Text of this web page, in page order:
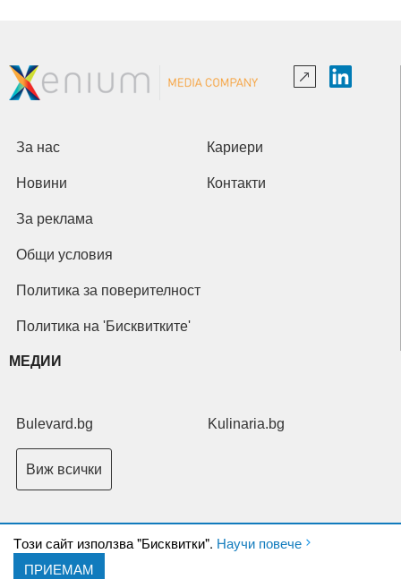
Tози сайт използва "Бисквитки". Научи повече
ПРИЕМАМ
За нас Кариери
Новини Контакти
За реклама
Общи условия
Политика за поверителност
Политика на 'Бисквитките'
МЕДИИ
Bulevard.bg Kulinaria.bg
Виж всички
Copyright © 2026 Ксениум ООД. Всички права запазени.